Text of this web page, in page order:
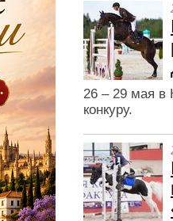
26 – 29 мая в
конкуру.